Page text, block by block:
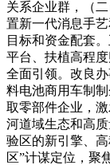
关系企业群，（
置新一代消息手
目标和资金配套
平台、扶植高程
全面引领。改良
料电池商用车制
取零部件企业，
河道域生态和高
验区的新引擎、
区”计谋定位，聚